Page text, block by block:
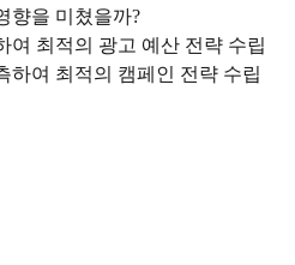
향을 미쳤을까?
여 최적의 광고 예산 전략 수립
하여 최적의 캠페인 전략 수립